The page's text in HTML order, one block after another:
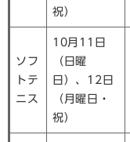
祝）
ソフ
トテ
ニス
10月11日
（日曜
日）、12日
（月曜日・
祝）